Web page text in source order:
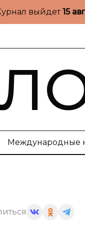
выйдет15
Международные